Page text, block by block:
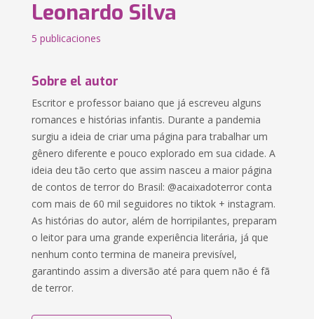
Leonardo Silva
5 publicaciones
Sobre el autor
Escritor e professor baiano que já escreveu alguns
romances e histórias infantis. Durante a pandemia
surgiu a ideia de criar uma página para trabalhar um
gênero diferente e pouco explorado em sua cidade. A
ideia deu tão certo que assim nasceu a maior página
de contos de terror do Brasil: @acaixadoterror conta
com mais de 60 mil seguidores no tiktok + instagram.
As histórias do autor, além de horripilantes, preparam
o leitor para uma grande experiência literária, já que
nenhum conto termina de maneira previsível,
garantindo assim a diversão até para quem não é fã
de terror.